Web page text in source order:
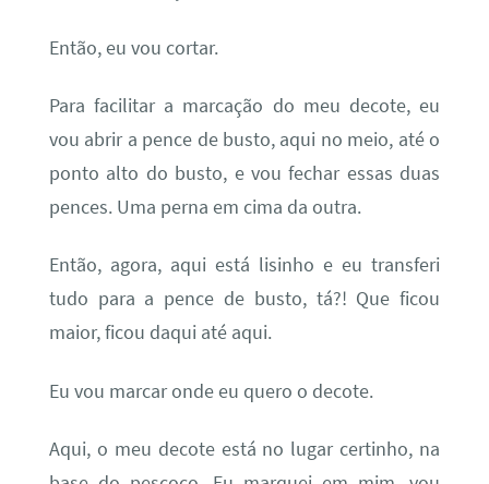
Então, eu vou cortar.
Para facilitar a marcação do meu decote, eu
vou abrir a pence de busto, aqui no meio, até o
ponto alto do busto, e vou fechar essas duas
pences. Uma perna em cima da outra.
Então, agora, aqui está lisinho e eu transferi
tudo para a pence de busto, tá?! Que ficou
maior, ficou daqui até aqui.
Eu vou marcar onde eu quero o decote.
Aqui, o meu decote está no lugar certinho, na